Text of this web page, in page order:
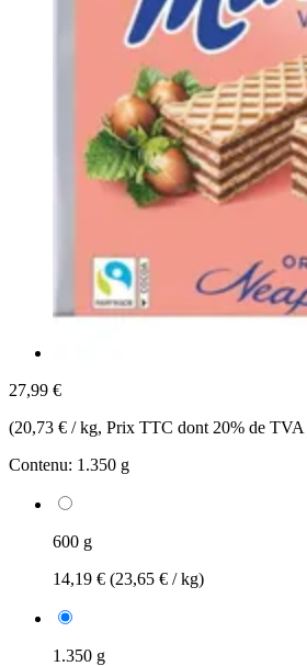
27,99 €
(20,73 € / kg, Prix TTC dont 20% de TVA
Contenu: 1.350 g
600 g
14,19 € (23,65 € / kg)
1.350 g